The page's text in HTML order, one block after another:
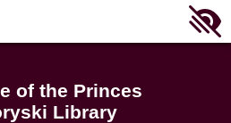
of the Princes
Library